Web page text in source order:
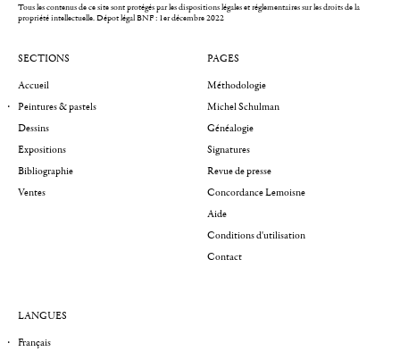
Tous les contenus de ce site sont protégés par les dispositions légales et réglementaires sur les droits de la
propriété intellectuelle.Dépot légal BNF : 1er décembre 2022
SECTIONS
Accueil
Peintures & pastels
Dessins
Expositions
Bibliographie
Ventes
PAGES
Méthodologie
Michel Schulman
Généalogie
Signatures
Revue de presse
Concordance Lemoisne
Aide
Conditions d'utilisation
Contact
LANGUES
Français